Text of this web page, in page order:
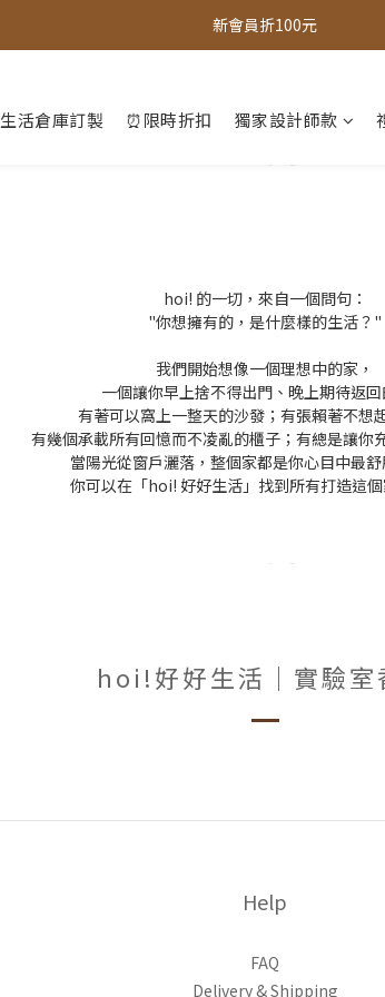
全館，滿888超取免運｜滿1500宅配免
新會員折100元
全館，滿888超取免運｜滿1500宅配
生活倉庫訂製 ⏰限時折扣 獨家設計師款
hoi! 的一切，來自一個問句：
"你想擁有的，是什麼樣的生活？"
我們開始想像一個理想中的家，
一個讓你早上捨不得出門、晚上期待返回
有著可以窩上一整天的沙發；有張賴著不想
有幾個承載所有回憶而不凌亂的櫃子；有總是讓你
當陽光從窗戶灑落，整個家都是你心目中最舒
你可以在「hoi! 好好生活」找到所有打造這個
hoi!好好生活｜實驗室
Help
FAQ
Delivery & Shipping